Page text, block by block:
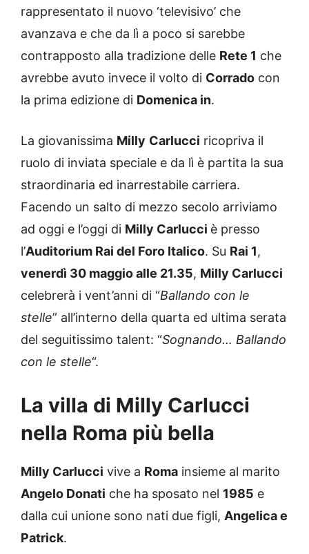
rappresentato il nuovo ‘televisivo’ che
avanzava e che da lì a poco si sarebbe
contrapposto alla tradizione delle Rete 1 che
avrebbe avuto invece il volto di Corrado con
la prima edizione di Domenica in.
La giovanissima Milly Carlucci ricopriva il
ruolo di inviata speciale e da lì è partita la sua
straordinaria ed inarrestabile carriera.
Facendo un salto di mezzo secolo arriviamo
ad oggi e l’oggi di Milly Carlucci è presso
l’Auditorium Rai del Foro Italico. Su Rai 1,
venerdì 30 maggio alle 21.35, Milly Carlucci
celebrerà i vent’anni di “Ballando con le
stelle” all’interno della quarta ed ultima serata
del seguitissimo talent: “Sognando… Ballando
con le stelle“.
La villa di Milly Carlucci
nella Roma più bella
Milly Carlucci vive a Roma insieme al marito
Angelo Donati che ha sposato nel 1985 e
dalla cui unione sono nati due figli, Angelica e
Patrick.